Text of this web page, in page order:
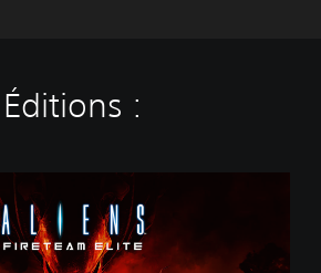
Éditions :